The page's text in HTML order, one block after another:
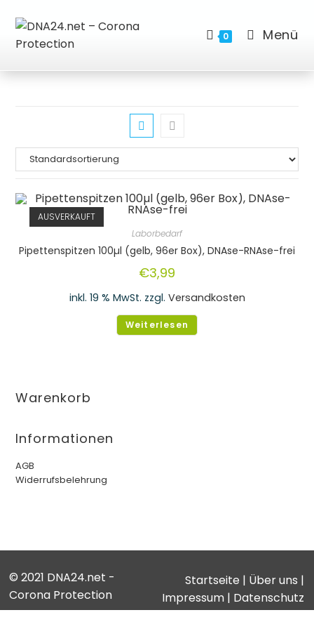
0 Menü
AUSVERKAUFT
Laborbedarf
Pipettenspitzen 100µl (gelb, 96er Box), DNAse-RNAse-frei
€3,99
inkl. 19 % MwSt. zzgl. Versandkosten
Weiterlesen
Warenkorb
Informationen
AGB
Widerrufsbelehrung
© 2021 DNA24.net -
Corona Protection
Startseite | Über uns |
Impressum | Datenschutz